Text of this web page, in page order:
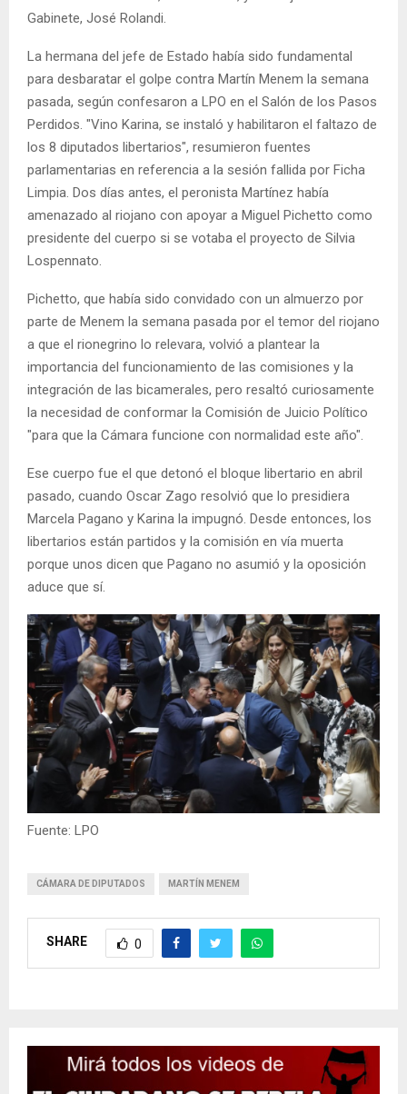
Gabinete, José Rolandi.
La hermana del jefe de Estado había sido fundamental
para desbaratar el golpe contra Martín Menem la semana
pasada, según confesaron a LPO en el Salón de los Pasos
Perdidos. "Vino Karina, se instaló y habilitaron el faltazo de
los 8 diputados libertarios", resumieron fuentes
parlamentarias en referencia a la sesión fallida por Ficha
Limpia. Dos días antes, el peronista Martínez había
amenazado al riojano con apoyar a Miguel Pichetto como
presidente del cuerpo si se votaba el proyecto de Silvia
Lospennato.
Pichetto, que había sido convidado con un almuerzo por
parte de Menem la semana pasada por el temor del riojano
a que el rionegrino lo relevara, volvió a plantear la
importancia del funcionamiento de las comisiones y la
integración de las bicamerales, pero resaltó curiosamente
la necesidad de conformar la Comisión de Juicio Político
"para que la Cámara funcione con normalidad este año".
Ese cuerpo fue el que detonó el bloque libertario en abril
pasado, cuando Oscar Zago resolvió que lo presidiera
Marcela Pagano y Karina la impugnó. Desde entonces, los
libertarios están partidos y la comisión en vía muerta
porque unos dicen que Pagano no asumió y la oposición
aduce que sí.
Fuente: LPO
CÁMARA DE DIPUTADOS MARTÍN MENEM
SHARE 0